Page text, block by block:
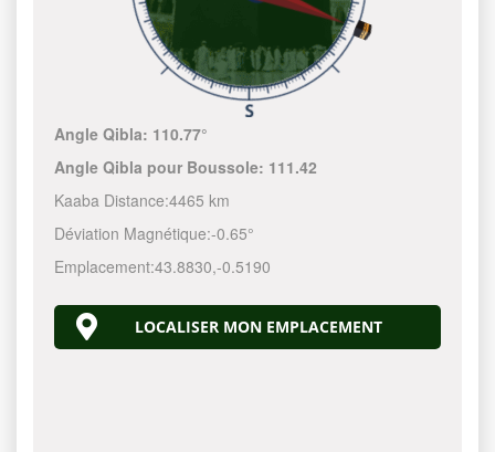
Angle Qibla: 110.77°
Angle Qibla pour Boussole: 111.42
Kaaba Distance:4465 km
Déviation Magnétique:-0.65°
Emplacement:43.8830,-0.5190
LOCALISER MON EMPLACEMENT